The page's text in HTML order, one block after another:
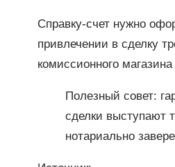
Справку-счет нужно
привлечении в сделку
комиссионного
Полезный совет:
сделки выступают
нотариально